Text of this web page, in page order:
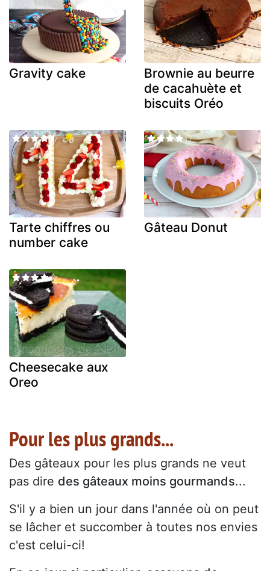
Gravity cake
Brownie au beurre
de cacahuète et
biscuits Oréo
Tarte chiffres ou
number cake
Gâteau Donut
Cheesecake aux
Oreo
Pour les plus grands...
Des gâteaux pour les plus grands ne veut
pas dire des gâteaux moins gourmands...
S'il y a bien un jour dans l'année où on peut
se lâcher et succomber à toutes nos envies
c'est celui-ci!